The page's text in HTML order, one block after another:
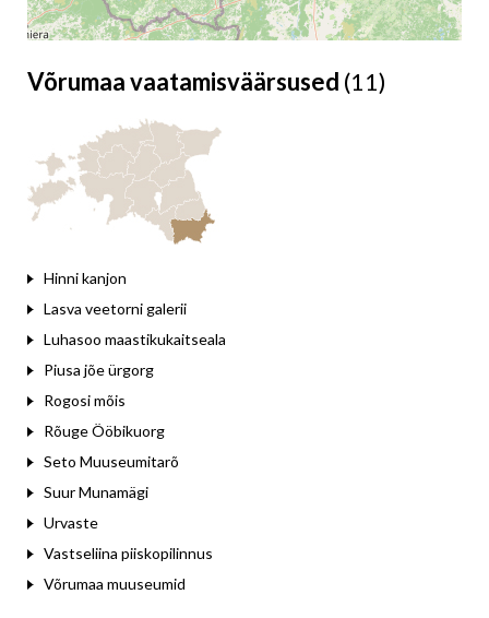
Võrumaa vaatamisväärsused (11)
Hinni kanjon
Lasva veetorni galerii
Luhasoo maastikukaitseala
Piusa jõe ürgorg
Rogosi mõis
Rõuge Ööbikuorg
Seto Muuseumitarõ
Suur Munamägi
Urvaste
Vastseliina piiskopilinnus
Võrumaa muuseumid